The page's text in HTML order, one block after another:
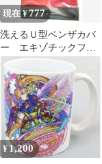
現在 ¥777
洗えるＵ型ベンザカバ
ー エキゾチックフラ
ワー MICHIKO
LONDON
¥1,200